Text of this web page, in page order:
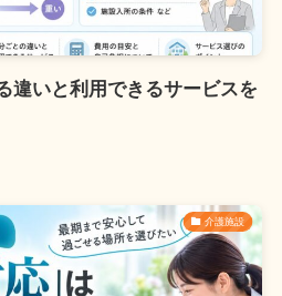
違いと利用できるサービスを
介護施設